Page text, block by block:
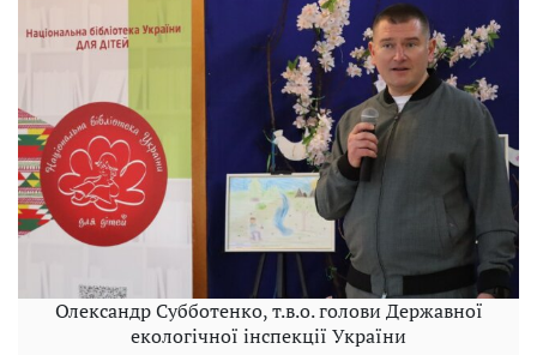
Олександр Субботенко, т.в.о. голови Державної
екологічної інспекції України